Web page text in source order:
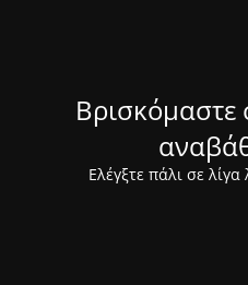
Βρισκόμαστε
Ελέγξτε πάλι σε